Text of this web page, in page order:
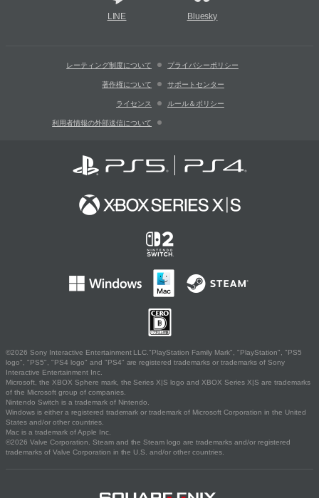
LINE Bluesky
レーティング制度について プライバシーポリシー
著作権について サポートセンター
ライセンス ルール＆ポリシー
利用者情報の外部送信について
©2026 Sony Interactive Entertainment LLC."PlayStation Family Mark", "PlayStation", "PS5
logo", "PS5", "PS4 logo" and "PS4" are registered trademarks or trademarks of Sony
Interactive Entertainment Inc.
Microsoft, the XBOX Sphere mark, the Series X|S logo and XBOX Series X|S are trademarks
of the Microsoft group of companies.
Nintendo Switch is a trademark of Nintendo.
Windows is either a registered trademark or trademark of Microsoft Corporation in the United
States and/or other countries.
Mac is a trademark of Apple Inc.
©2026 Valve Corporation. Steam and the Steam logo are trademarks and/or registered
trademarks of Valve Corporation in the U.S. and/or other countries.